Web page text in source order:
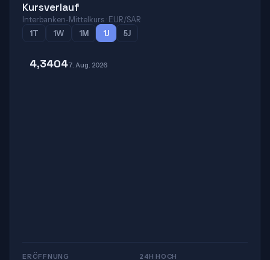
Kursverlauf
Interbanken-Mittelkurs · EUR/SAR
1T
1W 1M 1J 5J
4,34047. Aug. 2026
ERÖFFNUNG 24H HOCH